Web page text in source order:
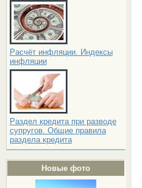
Расчёт инфляции. Индексы
инфляции
Раздел кредита при разводе
супругов. Общие правила
раздела кредита
Новые фото